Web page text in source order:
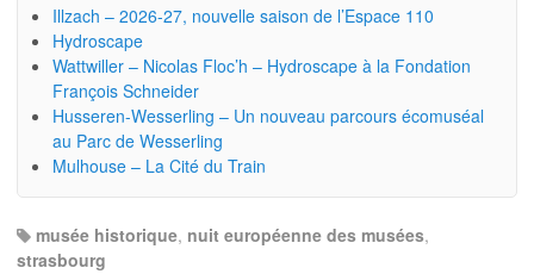
Illzach – 2026-27, nouvelle saison de l’Espace 110
Hydroscape
Wattwiller – Nicolas Floc’h – Hydroscape à la Fondation
François Schneider
Husseren-Wesserling – Un nouveau parcours écomuséal
au Parc de Wesserling
Mulhouse – La Cité du Train
musée historique, nuit européenne des musées,
strasbourg